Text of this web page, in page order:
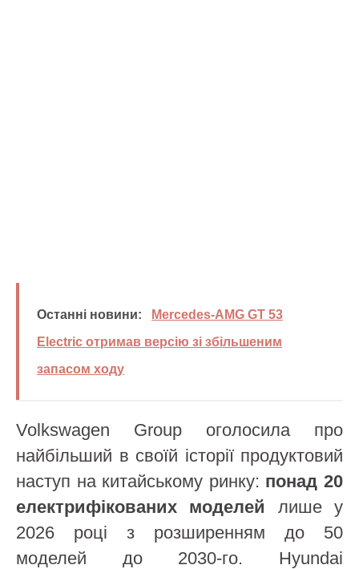
Останні новини:
Mercedes-AMG GT 53
Electric отримав версію зі збільшеним
запасом ходу
Volkswagen Group оголосила про
найбільший в своїй історії продуктовий
наступ на китайському ринку: понад 20
електрифікованих моделей лише у
2026 році з розширенням до 50
моделей до 2030-го. Hyundai